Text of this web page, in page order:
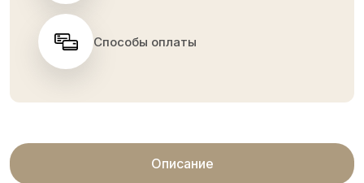
Способы оплаты
Описание